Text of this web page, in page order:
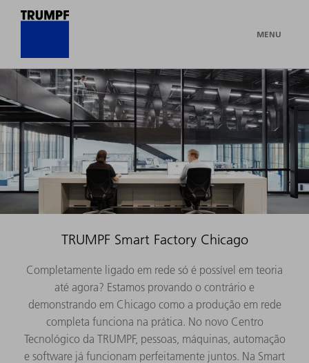
MENU
TRUMPF Smart Factory Chicago
Completamente ligado em rede só é possível em teoria
até agora? Estamos provando o contrário e
demonstrando em Chicago como a produção em rede
completa funciona na prática. No novo Centro
Tecnológico da TRUMPF, pessoas, máquinas, automação
e software já funcionam perfeitamente juntos. Na Smart